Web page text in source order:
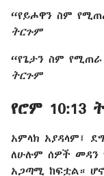
“የይሖዋን ስም
ትርጉም
“የጌታን ስም
ትርጉም
የሮም 10:13
አምላክ አያዳላም፤
ለሁሉም ሰዎች መዳን
አጋጣሚ ከፍቷል።